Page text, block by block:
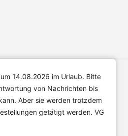
14.08.2026 im Urlaub. Bitte
von Nachrichten bis
Aber sie werden trotzdem
getätigt werden. VG